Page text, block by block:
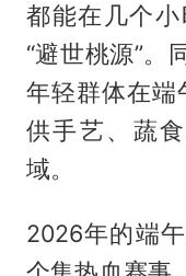
都能在几个
“避世桃源”。
年轻群体在端
供手艺、蔬
域。
2026年的端